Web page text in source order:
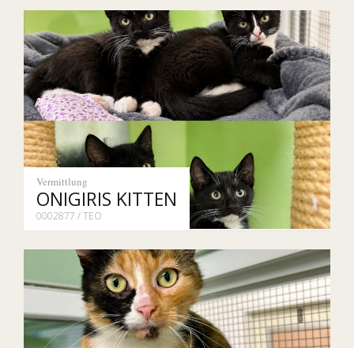
Vermittlung
ONIGIRIS KITTEN
0002877 / TEO